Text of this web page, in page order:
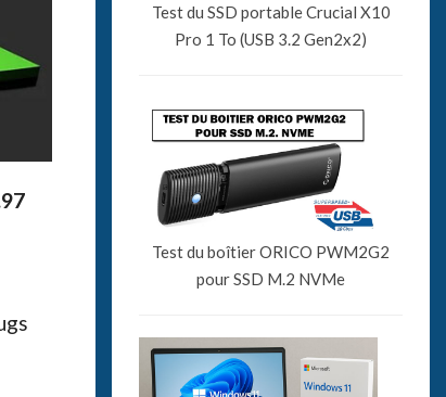
Test du SSD portable Crucial X10
Pro 1 To (USB 3.2 Gen2x2)
Test du boîtier ORICO PWM2G2
pour SSD M.2 NVMe